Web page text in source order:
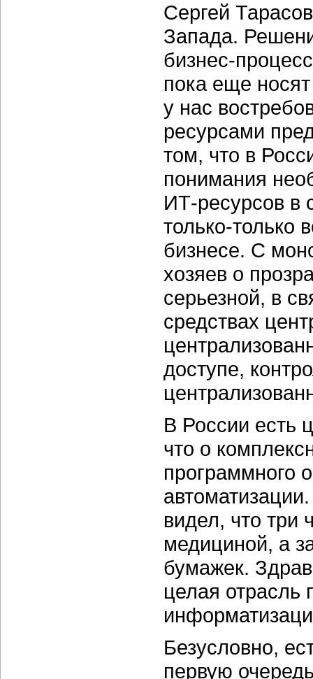
Сергей
Запада.
бизнес-
пока еще
у нас
ресурсами
том, что в
понимания
ИТ-ресурсов в
только-только
бизнесе. С
хозяев о
серьезной, в
средствах
доступе,
В России есть
что о
программного
видел, что три
медициной, а
бумажек.
целая отрасль
Безусловно,
первую